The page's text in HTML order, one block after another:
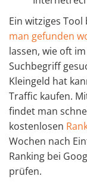
Ein witziges
man gefunden
lassen, wie oft
Suchbegriff
Kleingeld hat
Traffic kaufen.
findet man
kostenlosen
Wochen nach
Ranking bei
prüfen.